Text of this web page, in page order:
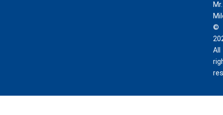
Mr.
©
All